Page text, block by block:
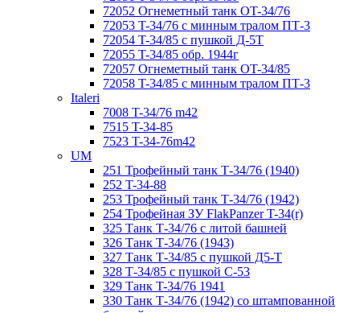
72052 Огнеметный танк OT-34/76
72053 T-34/76 с минным тралом ПТ-3
72054 T-34/85 с пушкой Д-5Т
72055 T-34/85 обр. 1944г
72057 Огнеметный танк ОT-34/85
72058 T-34/85 с минным тралом ПТ-3
Italeri
7008 T-34/76 m42
7515 T-34-85
7523 T-34-76m42
UM
251 Трофейный танк Т-34/76 (1940)
252 T-34-88
253 Трофейный танк Т-34/76 (1942)
254 Трофейная ЗУ FlakPanzer T-34(r)
325 Танк Т-34/76 с литой башней
326 Танк Т-34/76 (1943)
327 Танк Т-34/85 с пушкой Д5-Т
328 Т-34/85 с пушкой С-53
329 Танк T-34/76 1941
330 Танк Т-34/76 (1942) со штампованной